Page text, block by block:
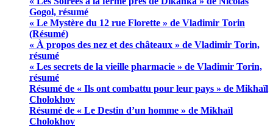
Gogol, résumé
« Le Mystère du 12 rue Florette » de Vladimir Torin
(Résumé)
« À propos des nez et des châteaux » de Vladimir Torin,
résumé
« Les secrets de la vieille pharmacie » de Vladimir Torin,
résumé
Résumé de « Ils ont combattu pour leur pays » de Mikhaïl
Cholokhov
Résumé de « Le Destin d’un homme » de Mikhaïl
Cholokhov